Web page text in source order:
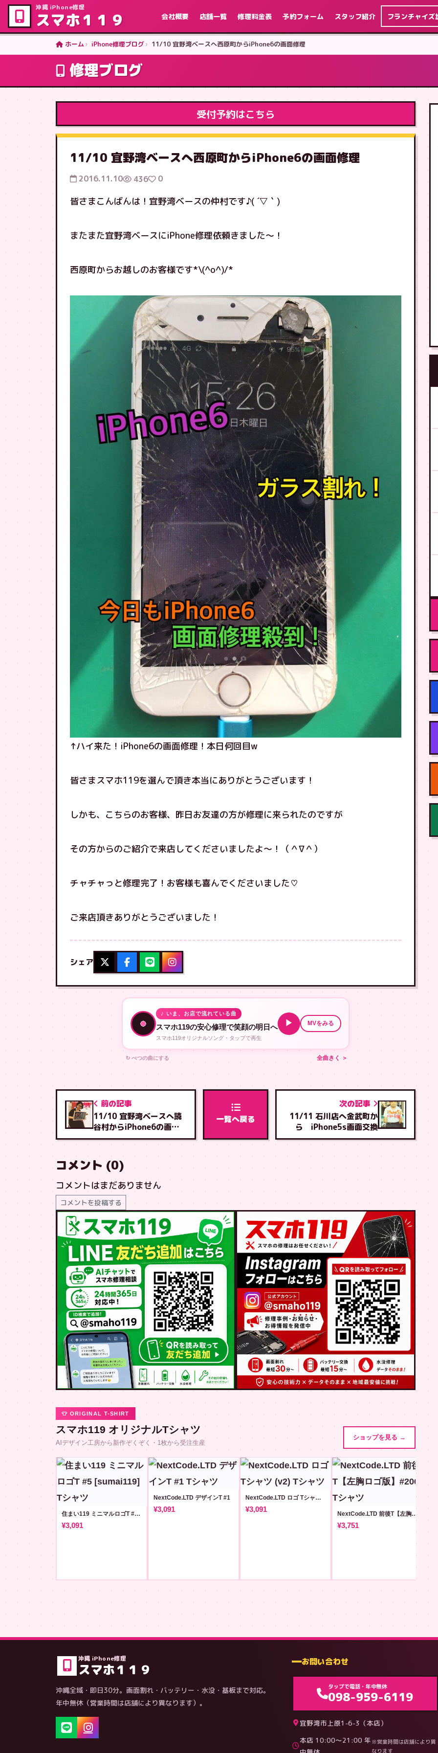
沖縄 iPhone修理
スマホ１１９ 会社概要 店舗一覧 修理料金表 予約フォーム スタッフ紹介 フランチャイズ
ホーム iPhone修理ブログ 11/10 宜野湾ベースへ西原町からiPhone6の画面修理
修理ブログ
受付予約はこちら
11/10 宜野湾ベースへ西原町からiPhone6の画面修理
2016.11.10 436 0
皆さまこんばんは！宜野湾ベースの仲村です♪( ´▽｀)
またまた宜野湾ベースにiPhone修理依頼きました〜！
西原町からお越しのお客様です*\(^o^)/*
↑ハイ来た！iPhone6の画面修理！本日何回目w
皆さまスマホ119を選んで頂き本当にありがとうございます！
しかも、こちらのお客様、昨日お友達の方が修理に来られたのですが
その方からのご紹介で来店してくださいましたよ〜！（＾∇＾）
チャチャっと修理完了！お客様も喜んでくださいました♡
ご来店頂きありがとうございました！
シェア
♪ いま、お店で流れている曲
スマホ119の安心修理で笑顔の明日へ
スマホ119オリジナルソング・タップで再生
▶ MVをみる
↻ べつの曲にする 全曲きく ＞
前の記事
11/10 宜野湾ベースへ読
谷村からiPhone6の画面
交換
一覧へ戻る
次の記事
11/11 石川店へ金武町か
ら iPhone5s画面交換
コメント (0)
コメントはまだありません
コメントを投稿する
👕 ORIGINAL T-SHIRT
スマホ119 オリジナルTシャツ
AIデザイン工房から新作ぞくぞく・1枚から受注生産
ショップを見る →
住まい119 ミニマルロゴT #5 [sumai119]
¥3,091
NextCode.LTD デザインT #1
¥3,091
NextCode.LTD ロゴ Tシャツ (v2)
¥3,091
NextCode.LTD 前後T【左胸ロゴ版】#206
¥3,751
沖縄 iPhone修理
スマホ１１９
沖縄全域・即日30分。画面割れ・バッテリー・水没・基板まで対応。
年中無休（営業時間は店舗により異なります）。
お問い合わせ
タップで電話・年中無休
098-959-6119
宜野湾市上原1-6-3（本店）
本店 10:00〜21:00 年 ※営業時間は店舗により異
なります